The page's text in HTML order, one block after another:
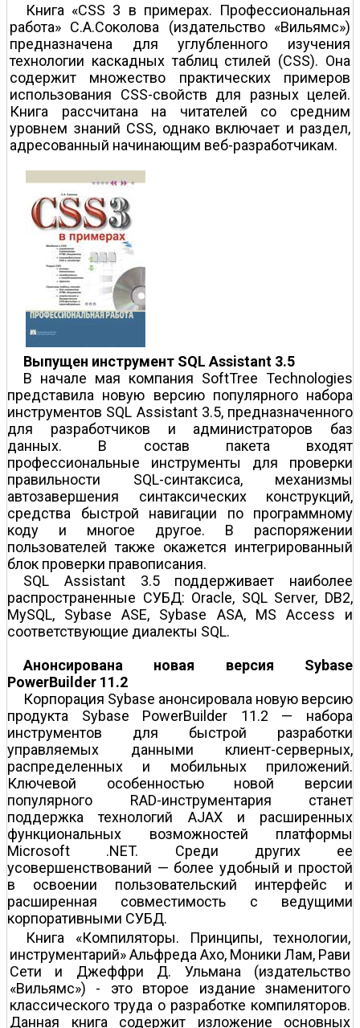
Книга «CSS 3 в примерах. Профессиональная
работа» С.А.Соколова (издательство «Вильямс»)
предназначена для углубленного изучения
технологии каскадных таблиц стилей (CSS). Она
содержит множество практических примеров
использования CSS-свойств для разных целей.
Книга рассчитана на читателей со средним
уровнем знаний CSS, однако включает и раздел,
адресованный начинающим веб-разработчикам.
Выпущен инструмент SQL Assistant 3.5
В начале мая компания SoftTree Technologies
представила новую версию популярного набора
инструментов SQL Assistant 3.5, предназначенного
для разработчиков и администраторов баз
данных. В состав пакета входят
профессиональные инструменты для проверки
правильности SQL-синтаксиса, механизмы
автозавершения синтаксических конструкций,
средства быстрой навигации по программному
коду и многое другое. В распоряжении
пользователей также окажется интегрированный
блок проверки правописания.
SQL Assistant 3.5 поддерживает наиболее
распространенные СУБД: Oracle, SQL Server, DB2,
MySQL, Sybase ASE, Sybase ASA, MS Access и
соответствующие диалекты SQL.
Анонсирована новая версия Sybase
PowerBuilder 11.2
Корпорация Sybase анонсировала новую версию
продукта Sybase PowerBuilder 11.2 — набора
инструментов для быстрой разработки
управляемых данными клиент-серверных,
распределенных и мобильных приложений.
Ключевой особенностью новой версии
популярного RAD-инструментария станет
поддержка технологий AJAX и расширенных
функциональных возможностей платформы
Microsoft .NET. Среди других ее
усовершенствований — более удобный и простой
в освоении пользовательский интерфейс и
расширенная совместимость с ведущими
корпоративными СУБД.
Книга «Компиляторы. Принципы, технологии,
инструментарий» Альфреда Ахо, Моники Лам, Рави
Сети и Джеффри Д. Ульмана (издательство
«Вильямс») - это второе издание знаменитого
классического труда о разработке компиляторов.
Данная книга содержит изложение основных